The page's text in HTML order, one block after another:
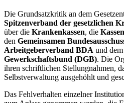
Die Grundsatzkritik an dem
Spitzenverband der gesetzlichen
über die Krankenkassen, die
den Gemeinsamen
Arbeitgeberverband BDA und dem
Gewerkschaftsbund (DGB). Die
ihren schriftlichen Stellungnahmen,
Selbstverwaltung ausgehöhlt und
Das Fehlverhalten einzelner